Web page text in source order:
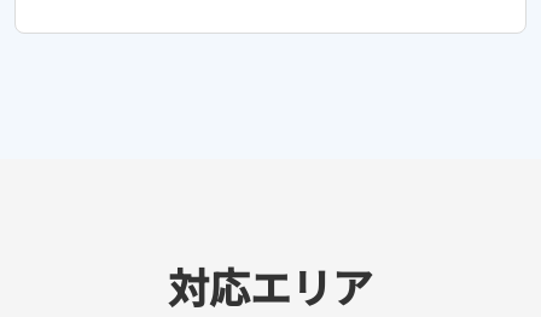
対応エリア